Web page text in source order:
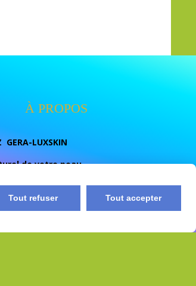
À PROPOS
GERA-LUXSKIN
de votre peau
beauté dediee aux soins de la peau et
vous proposont des soins de qualité
, unifier eclaircir naturelement et
Tout refuser Tout accepter